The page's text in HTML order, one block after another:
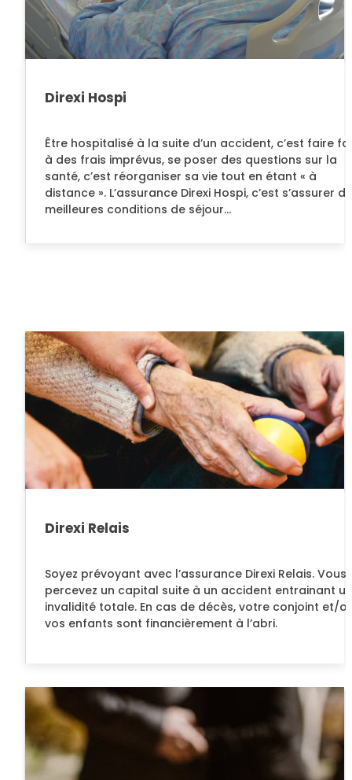
Direxi Hospi
Être hospitalisé à la suite d’un accident, c’est faire
à des frais imprévus, se poser des questions sur la
santé, c’est réorganiser sa vie tout en étant « à
distance ». L’assurance Direxi Hospi, c’est s’assurer
meilleures conditions de séjour...
Direxi Relais
Soyez prévoyant avec l’assurance Direxi Relais. Vous
percevez un capital suite à un accident entrainant
invalidité totale. En cas de décès, votre conjoint et/
vos enfants sont financièrement à l’abri.